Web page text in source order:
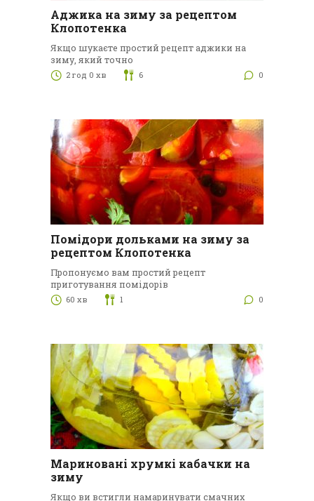
Аджика на зиму за рецептом
Клопотенка
Якщо шукаєте простий рецепт аджики на
зиму, який точно
2 год 0 хв 6 0
Помідори дольками на зиму за
рецептом Клопотенка
Пропонуємо вам простий рецепт
приготування помідорів
60 хв 1 0
Мариновані хрумкі кабачки на
зиму
Якщо ви встигли намаринувати смачних